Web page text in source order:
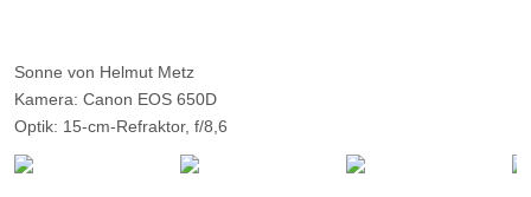
Sonne von Helmut Metz
Kamera: Canon EOS 650D
Optik: 15-cm-Refraktor, f/8,6
Belichtungszeit: 1/4000 sec